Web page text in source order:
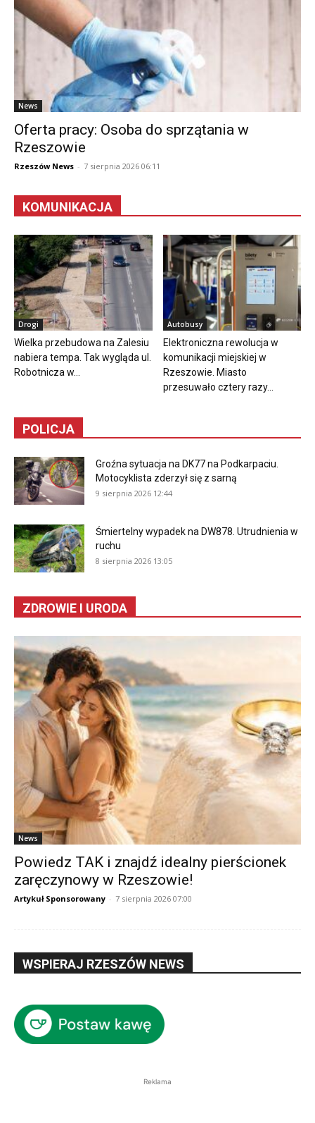
News
Oferta pracy: Osoba do sprzątania w
Rzeszowie
Rzeszów News - 7 sierpnia 2026 06:11
KOMUNIKACJA
Drogi
Wielka przebudowa na Zalesiu
nabiera tempa. Tak wygląda ul.
Robotnicza w...
Autobusy
Elektroniczna rewolucja w
komunikacji miejskiej w
Rzeszowie. Miasto
przesuwało cztery razy...
POLICJA
Groźna sytuacja na DK77 na Podkarpaciu.
Motocyklista zderzył się z sarną
9 sierpnia 2026 12:44
Śmiertelny wypadek na DW878. Utrudnienia w
ruchu
8 sierpnia 2026 13:05
ZDROWIE I URODA
News
Powiedz TAK i znajdź idealny pierścionek
zaręczynowy w Rzeszowie!
Artykuł Sponsorowany - 7 sierpnia 2026 07:00
WSPIERAJ RZESZÓW NEWS
Reklama